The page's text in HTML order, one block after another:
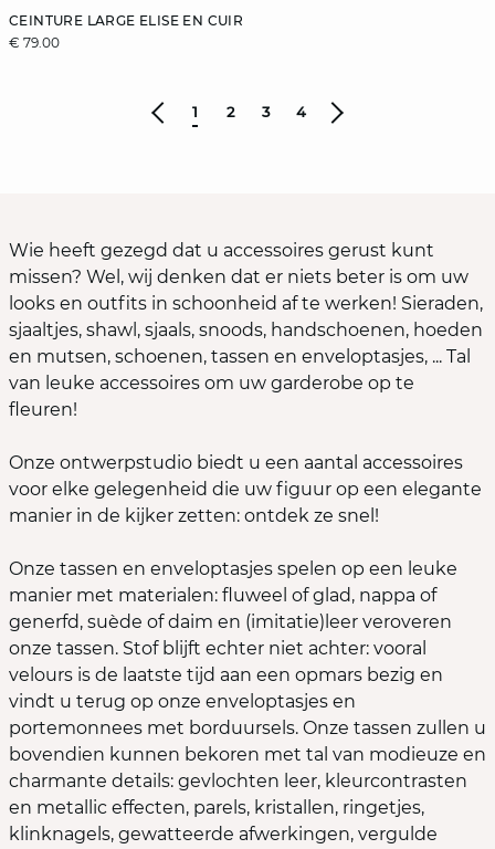
CEINTURE LARGE ELISE EN CUIR
€ 79.00
1 2 3 4
Wie heeft gezegd dat u accessoires gerust kunt
missen? Wel, wij denken dat er niets beter is om uw
looks en outfits in schoonheid af te werken! Sieraden,
sjaaltjes, shawl, sjaals, snoods, handschoenen, hoeden
en mutsen, schoenen, tassen en enveloptasjes, ... Tal
van leuke accessoires om uw garderobe op te
fleuren!
Onze ontwerpstudio biedt u een aantal accessoires
voor elke gelegenheid die uw figuur op een elegante
manier in de kijker zetten: ontdek ze snel!
Onze tassen en enveloptasjes spelen op een leuke
manier met materialen: fluweel of glad, nappa of
generfd, suède of daim en (imitatie)leer veroveren
onze tassen. Stof blijft echter niet achter: vooral
velours is de laatste tijd aan een opmars bezig en
vindt u terug op onze enveloptasjes en
portemonnees met borduursels. Onze tassen zullen u
bovendien kunnen bekoren met tal van modieuze en
charmante details: gevlochten leer, kleurcontrasten
en metallic effecten, parels, kristallen, ringetjes,
klinknagels, gewatteerde afwerkingen, vergulde